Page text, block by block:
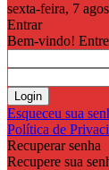
sexta-feira, 7
Entrar
Bem-vindo!
Esqueceu sua
Política de
Recuperar senha
Recupere sua